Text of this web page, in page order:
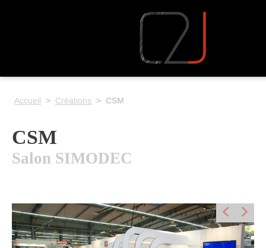
Accueil > Créations > CSM
CSM
Salon SIMODEC